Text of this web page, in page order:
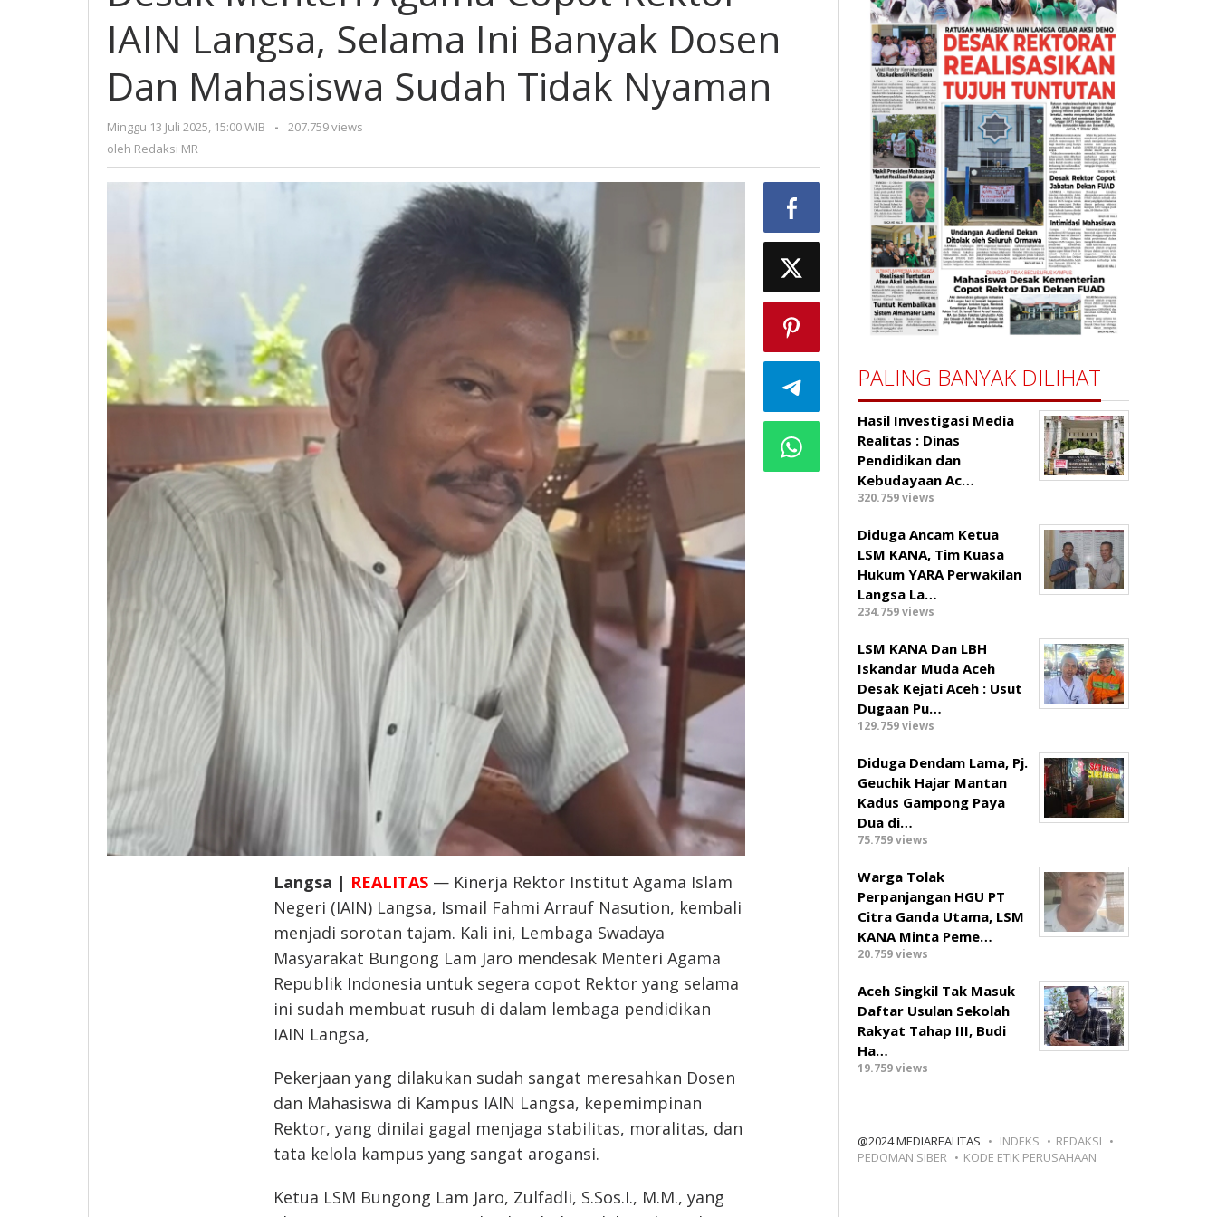
Menteri
Agama
Rektor
IAIN
Ini
Banyak
Dosen
Dan
Mahasiswa
IAIN Langsa, Selama Ini Banyak Dosen
Dan Mahasiswa Sudah Tidak Nyaman
Minggu 13 Juli 2025, 15:00 WIB
oleh
-
207.759 views
oleh Redaksi MR
Langsa | REALITAS— Kinerja Rektor Institut Agama Islam
Negeri (IAIN) Langsa, Ismail Fahmi Arrauf Nasution, kembali
menjadi sorotan tajam. Kali ini, Lembaga Swadaya
Masyarakat Bungong Lam Jaro mendesak Menteri Agama
Republik Indonesia untuk segera copot Rektor yang selama
ini sudah membuat rusuh di dalam lembaga pendidikan
IAIN Langsa,
Pekerjaan yang dilakukan sudah sangat meresahkan Dosen
dan Mahasiswa di Kampus IAIN Langsa, kepemimpinan
Rektor, yang dinilai gagal menjaga stabilitas, moralitas, dan
tata kelola kampus yang sangat arogansi.
Ketua LSM Bungong Lam Jaro, Zulfadli, S.Sos.I., M.M., yang
PALING BANYAK DILIHAT
Hasil Investigasi Media
Realitas : ‎Dinas
Pendidikan dan
Kebudayaan Ac…
320.759 views
Diduga Ancam Ketua
LSM KANA, Tim Kuasa
Hukum YARA Perwakilan
Langsa La…
234.759 views
LSM KANA Dan LBH
Iskandar Muda Aceh
Desak Kejati Aceh : Usut
Dugaan Pu…
129.759 views
Diduga Dendam Lama, Pj.
Geuchik Hajar Mantan
Kadus Gampong Paya
Dua di…
75.759 views
Warga Tolak
Perpanjangan HGU PT
Citra Ganda Utama, LSM
KANA Minta Peme…
20.759 views
Aceh Singkil Tak Masuk
Daftar Usulan Sekolah
Rakyat Tahap III, Budi
Ha…
19.759 views
@2024 MEDIAREALITAS INDEKS
REDAKSI
PEDOMAN SIBER
KODE ETIK PERUSAHAAN